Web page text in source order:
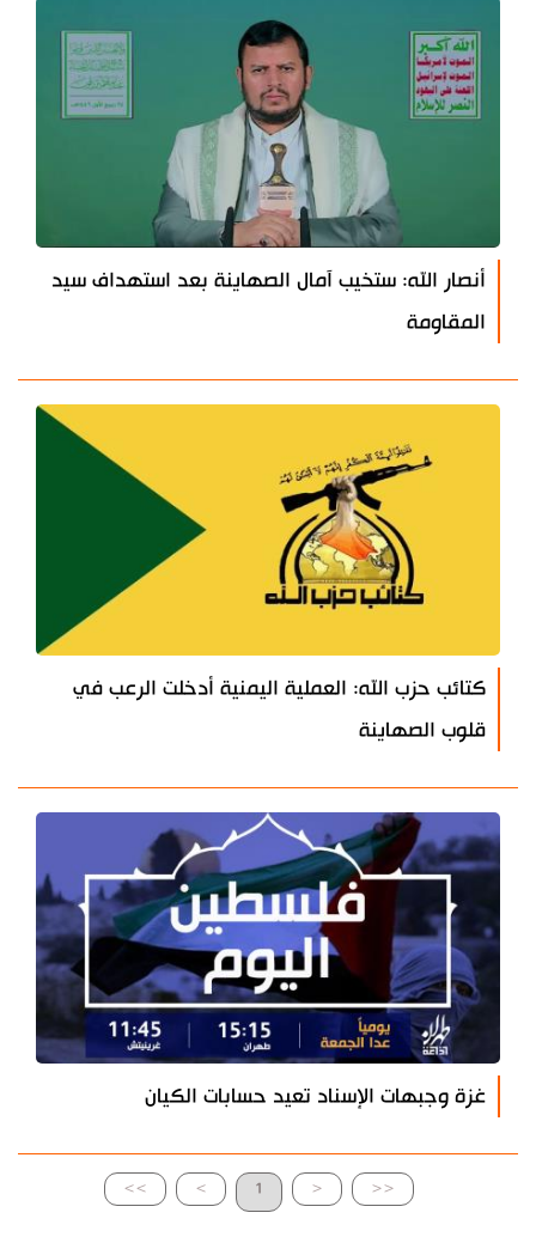
أنصار الله: ستخيب آمال الصهاينة بعد استهداف سيد
المقاومة
كتائب حزب الله: العملية اليمنية أدخلت الرعب في
قلوب الصهاينة
غزة وجبهات الإسناد تعيد حسابات الكيان
>> > 1 < <<